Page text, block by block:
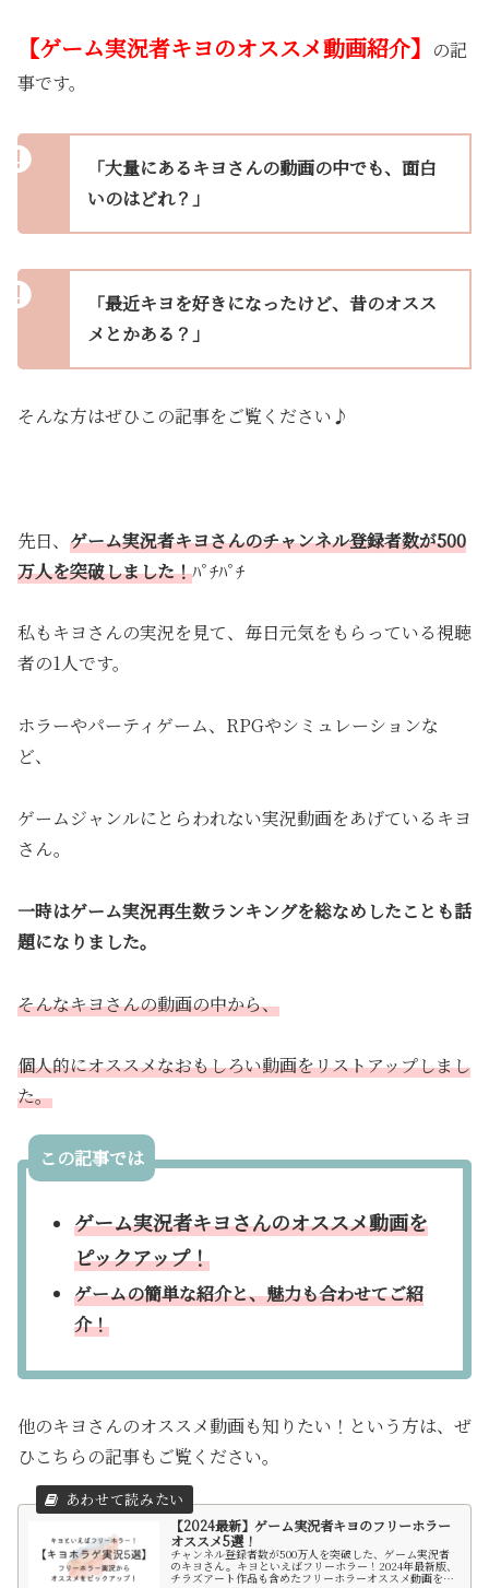
【ゲーム実況者キヨのオススメ動画紹介】 の記
事です。
「大量にあるキヨさんの動画の中でも、面白
いのはどれ？」
「最近キヨを好きになったけど、昔のオスス
メとかある？」
そんな方はぜひこの記事をご覧ください♪
先日、 ゲーム実況者キヨさんのチャンネル登録者数が500
万人を突破しました！ﾊﾟﾁﾊﾟﾁ
私もキヨさんの実況を見て、毎日元気をもらっている視聴
者の1人です。
ホラーやパーティゲーム、RPGやシミュレーションな
ど、
ゲームジャンルにとらわれない実況動画をあげているキヨ
さん。
一時はゲーム実況再生数ランキングを総なめしたことも話
題になりました。
そんなキヨさんの動画の中から、
個人的にオススメなおもしろい動画をリストアップしまし
た。
この記事では
ゲーム実況者キヨさんのオススメ動画を
ピックアップ！
ゲームの簡単な紹介と、魅力も合わせてご紹
介！
他のキヨさんのオススメ動画も知りたい！という方は、ぜ
ひこちらの記事もご覧ください。
【2024最新】ゲーム実況者キヨのフリーホラー
オススメ5選！
チャンネル登録者数が500万人を突破した、ゲーム実況者
のキヨさん。キヨといえばフリーホラー！2024年最新版、
チラズアート作品も含めたフリーホラーオススメ動画を5